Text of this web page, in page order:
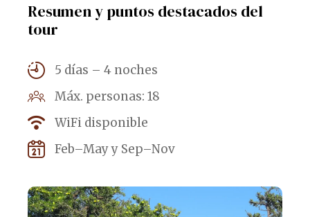
Resumen y puntos destacados del
tour
5 días – 4 noches
Máx. personas: 18
WiFi disponible
Feb–May y Sep–Nov